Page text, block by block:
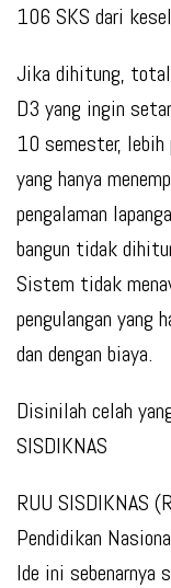
106 SKS dari
Jika dihitung, total
D3 yang ingin
10 semester, lebih
yang hanya
pengalaman
bangun tidak
Sistem tidak
pengulangan yang
dan dengan biaya.
Disinilah celah
SISDIKNAS
RUU SISDIKNAS
Pendidikan
Ide ini sebenarnya